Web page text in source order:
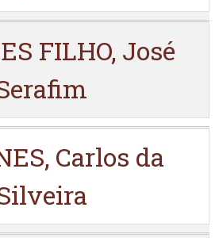
FILHO, José
Carlos da